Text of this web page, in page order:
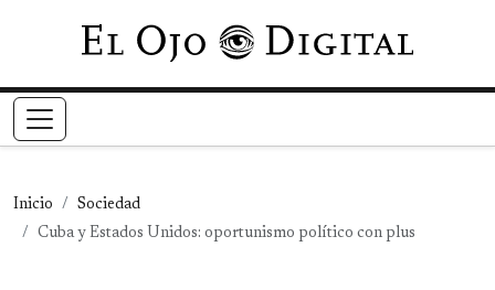
Pasar al contenido principal
Inicio
Sociedad
Cuba y Estados Unidos: oportunismo político con plus